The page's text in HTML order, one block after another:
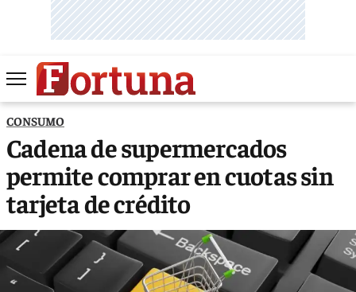
CONSUMO
Cadena de supermercados
permite comprar en cuotas sin
tarjeta de crédito